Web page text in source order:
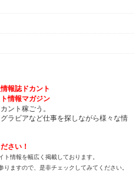
報誌ドカント
情報マガジン
ント稼ごう。
ラビアなど仕事を探しながら様々な情
さい！
情報を幅広く掲載しております。
ますので、是非チェックしてみてください。